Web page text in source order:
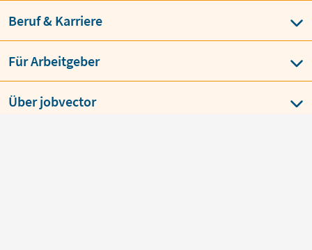
Beruf & Karriere
Für Arbeitgeber
Über jobvector